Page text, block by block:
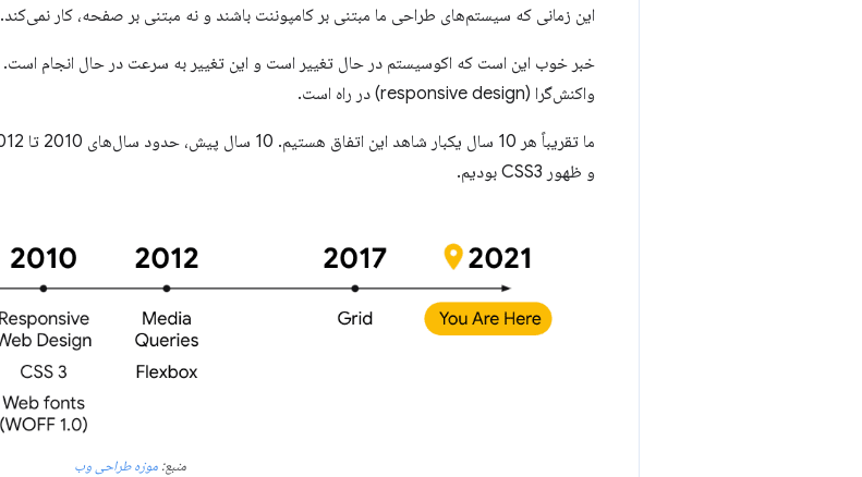
این زمانی که سیستم‌های طراحی ما مبتنی بر کامپوننت باشند و نه مبتنی بر صفحه، کار نمی‌کند.
واکنش‌گرا (responsive design) در راه است.
و ظهور CSS3 بودیم.
منبع:موزه طراحی وب